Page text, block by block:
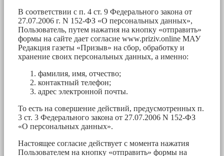
В соответствии с п. 4 ст. 9 Федерального закона от
27.07.2006 г. N 152-ФЗ «О персональных данных»,
Пользователь, путем нажатия на кнопку «отправить»
формы на сайте дает согласие www.priziv.online МАУ
Редакция газеты «Призыв» на сбор, обработку и
хранение своих персональных данных, а именно:
фамилия, имя, отчество;
контактный телефон;
адрес электронной почты.
То есть на совершение действий, предусмотренных п.
3 ст. 3 Федерального закона от 27.07.2006 N 152-ФЗ
«О персональных данных».
Настоящее согласие действует с момента нажатия
Пользователем на кнопку «отправить» формы на